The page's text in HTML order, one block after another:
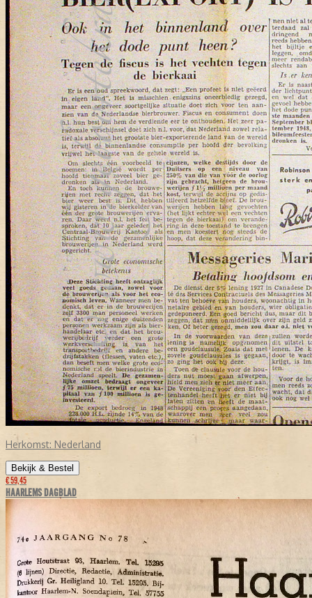
Herkomst: Nederland
Bekijk & Bestel
€ 59,45
HAARLEMS DAGBLAD